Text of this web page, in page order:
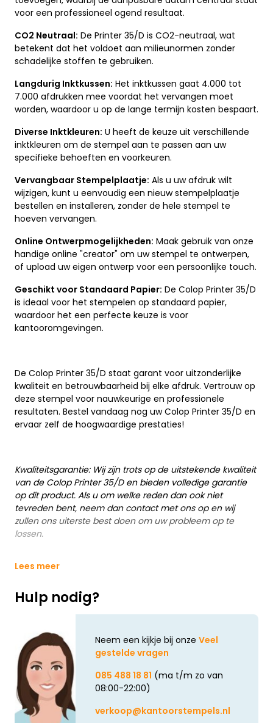
voor een professioneel ogend resultaat.
CO2 Neutraal: De Printer 35/D is CO2-neutraal, wat
betekent dat het voldoet aan milieunormen zonder
schadelijke stoffen te gebruiken.
Langdurig Inktkussen: Het inktkussen gaat 4.000 tot
7.000 afdrukken mee voordat het vervangen moet
worden, waardoor u op de lange termijn kosten bespaart.
Diverse Inktkleuren: U heeft de keuze uit verschillende
inktkleuren om de stempel aan te passen aan uw
specifieke behoeften en voorkeuren.
Vervangbaar Stempelplaatje: Als u uw afdruk wilt
wijzigen, kunt u eenvoudig een nieuw stempelplaatje
bestellen en installeren, zonder de hele stempel te
hoeven vervangen.
Online Ontwerpmogelijkheden: Maak gebruik van onze
handige online "creator" om uw stempel te ontwerpen,
of upload uw eigen ontwerp voor een persoonlijke touch.
Geschikt voor Standaard Papier: De Colop Printer 35/D
is ideaal voor het stempelen op standaard papier,
waardoor het een perfecte keuze is voor
kantooromgevingen.
De Colop Printer 35/D staat garant voor uitzonderlijke
kwaliteit en betrouwbaarheid bij elke afdruk. Vertrouw op
deze stempel voor nauwkeurige en professionele
resultaten. Bestel vandaag nog uw Colop Printer 35/D en
ervaar zelf de hoogwaardige prestaties!
Kwaliteitsgarantie: Wij zijn trots op de uitstekende kwaliteit
van de Colop Printer 35/D en bieden volledige garantie
op dit product. Als u om welke reden dan ook niet
tevreden bent, neem dan contact met ons op en wij
zullen ons uiterste best doen om uw probleem op te
lossen.
Lees meer
Hulp nodig?
Neem een kijkje bij onze Veel
gestelde vragen
085 488 18 81 (ma t/m zo van
08:00-22:00)
verkoop@kantoorstempels.nl